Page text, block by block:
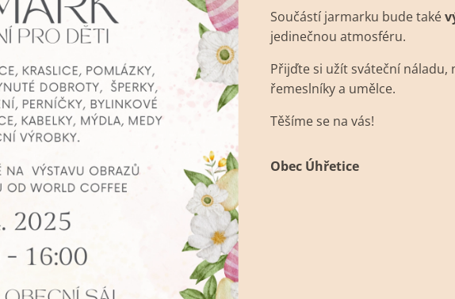
Součástí jarmarku bude také
jedinečnou atmosféru.
Přijďte si užít sváteční
řemeslníky a umělce.
Těšíme se na vás! 🌸🐰✨
Obec Úhřetice